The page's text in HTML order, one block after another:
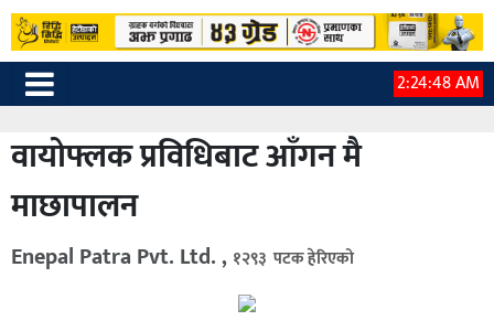
2:24:49 AM
वायोफ्लक प्रविधिबाट आँगन मै
माछापालन
Enepal Patra Pvt. Ltd. , १२९३ पटक हेरिएको